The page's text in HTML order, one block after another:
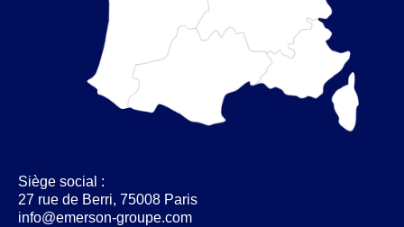
Siège social :
27 rue de Berri, 75008 Paris
info@emerson-groupe.com